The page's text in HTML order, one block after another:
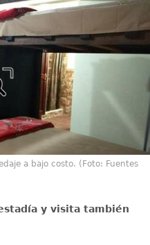
a bajo costo. (Foto: Fuentes
y visita también